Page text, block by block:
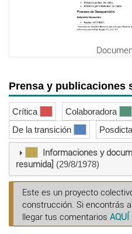
Prensa y publicaciones
Crítica Colaboradora
De la transición
Informaciones y
resumida] (29/8/1978)
Este es un proyecto
construcción. Si encontrás
llegar tus comentarios AQUÍ